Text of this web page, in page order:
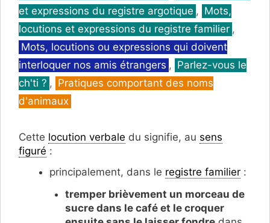
et expressions du registre argotique , Mots,
locutions et expressions du registre familier ,
Mots, locutions ou expressions qui doivent
interloquer nos amis étrangers , Parlez-vous le
ch'ti ? , Pratiques comportant des noms
d'animaux
Cette locution verbale du signifie, au sens
figuré :
principalement, dans le registre familier :
tremper brièvement un morceau de
sucre dans le café et le croquer